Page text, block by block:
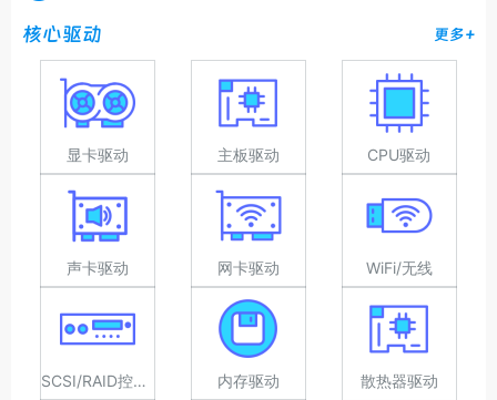
核心驱动 更多+
显卡驱动 主板驱动 CPU驱动
声卡驱动 网卡驱动 WiFi/无线
SCSI/RAID控制器驱动 内存驱动 散热器驱动